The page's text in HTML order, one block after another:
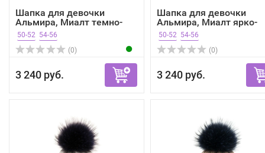
Шапка для девочки
Альмира, Миалт темно-
сини...
50-52 54-56
(0)
3 240 руб.
Шапка для девочки
Альмира, Миалт ярко-
синий...
50-52 54-56
(0)
3 240 руб.